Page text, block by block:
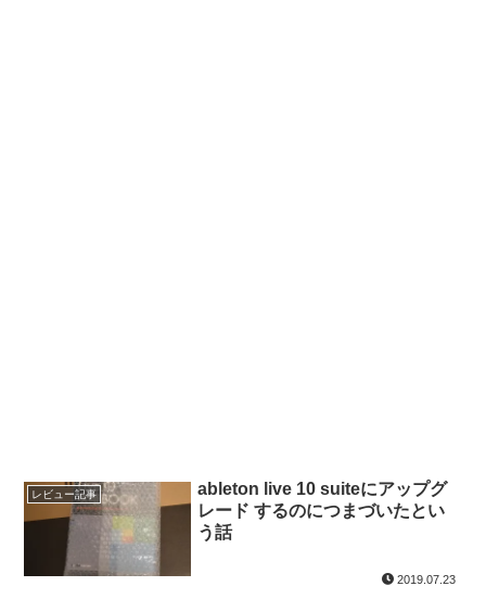
レビュー記事
ableton live 10 suiteにアップグ
レード するのにつまづいたとい
う話
2019.07.23